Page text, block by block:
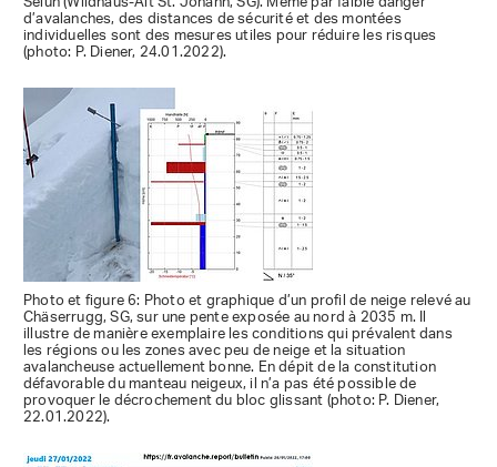
d’avalanches, des distances de sécurité et des montées
individuelles sont des mesures utiles pour réduire les risques
(photo: P. Diener, 24.01.2022).
Photo et figure 6: Photo et graphique d’un profil de neige relevé au
Chäserrugg, SG, sur une pente exposée au nord à 2035 m. Il
illustre de manière exemplaire les conditions qui prévalent dans
les régions ou les zones avec peu de neige et la situation
avalancheuse actuellement bonne. En dépit de la constitution
défavorable du manteau neigeux, il n’a pas été possible de
provoquer le décrochement du bloc glissant (photo: P. Diener,
22.01.2022).